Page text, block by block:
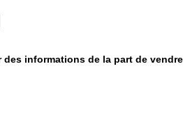
des informations de la part de